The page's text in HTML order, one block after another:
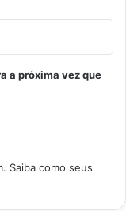
a próxima vez que
Saiba como seus